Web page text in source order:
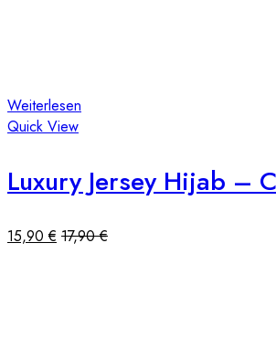
Weiterlesen
Quick View
Luxury Jersey Hijab –
15,90€ 17,90€